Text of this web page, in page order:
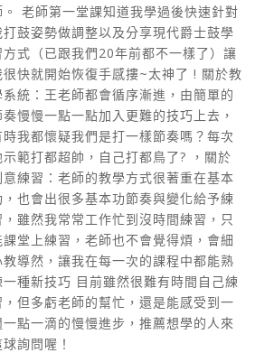
。 老師第一堂課知道我學過後快速針對
打鼓姿勢做調整以及分享現代爵士鼓學
方式（已跟我們20年前都不一樣了）讓
很快就開始恢復手感摟~太神了 ! 關於教
系統：王老師都會循序漸進，由簡單的
奏慢慢一點一點加入更難的技巧上去，
時我都懷疑我們是打一樣節奏嗎？每次
示範打都超帥，自己打都鳥了? ，關於
意練習：老師的教學方式很著重在基本
，也會出很多基本功節奏與變化給予練
，雖然我常常工作忙到沒時間練習，只
課堂上練習，老師也不會覺得煩，會細
教導然，讓我在每一次的課程中都能熟
一種新技巧 目前雖然很難有時間自己練
，但多虧老師的幫忙，還是能感受到一
一點一滴的慢慢進步，推薦想學的人來
詢問喔！